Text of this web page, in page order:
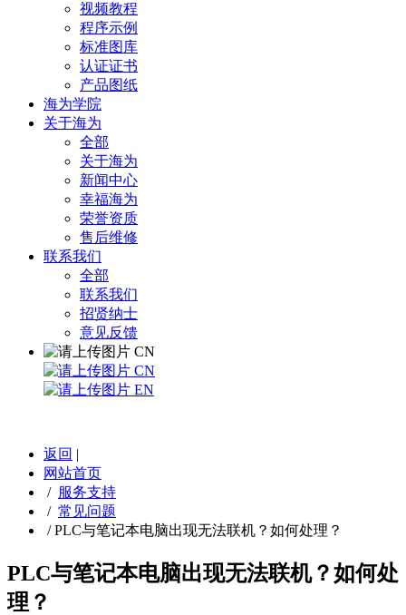
视频教程
程序示例
标准图库
认证证书
产品图纸
海为学院
关于海为
全部
关于海为
新闻中心
幸福海为
荣誉资质
售后维修
联系我们
全部
联系我们
招贤纳士
意见反馈
CN
CN
EN
返回 |
网站首页
/ 服务支持
/ 常见问题
/PLC与笔记本电脑出现无法联机？如何处理？
PLC与笔记本电脑出现无法联机？如何处
理？